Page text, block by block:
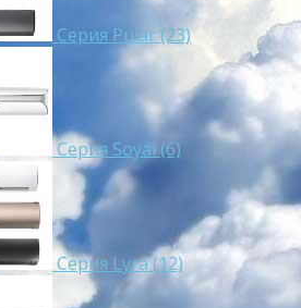
Серия Pular (23)
Cерия Soyal (6)
Серия Lyra (12)